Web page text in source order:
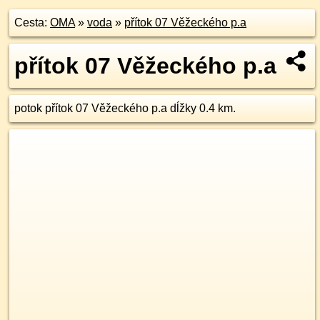
Cesta: OMA» voda » přítok 07 Věžeckého p.a
přítok 07 Věžeckého p.a
potok přítok 07 Věžeckého p.a dĺžky 0.4 km.